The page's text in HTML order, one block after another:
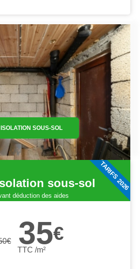
ISOLATION SOUS-SOL
sous-sol
déduction des aides
€ 35€
TTC /m²
TARIFS 2026